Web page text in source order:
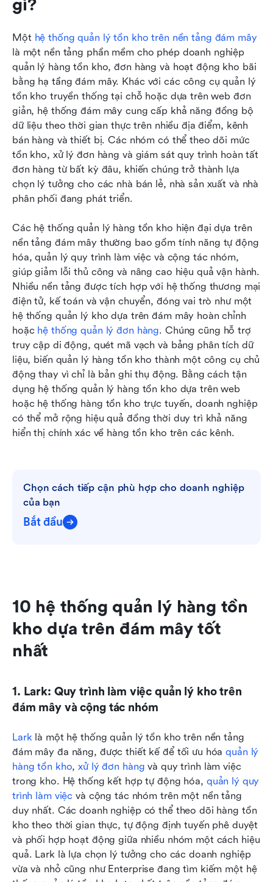
gì?
Một hệ thống quản lý tồn kho trên nền tảng đám mây
là một nền tảng phần mềm cho phép doanh nghiệp
quản lý hàng tồn kho, đơn hàng và hoạt động kho bãi
bằng hạ tầng đám mây. Khác với các công cụ quản lý
tồn kho truyền thống tại chỗ hoặc dựa trên web đơn
giản, hệ thống đám mây cung cấp khả năng đồng bộ
dữ liệu theo thời gian thực trên nhiều địa điểm, kênh
bán hàng và thiết bị. Các nhóm có thể theo dõi mức
tồn kho, xử lý đơn hàng và giám sát quy trình hoàn tất
đơn hàng từ bất kỳ đâu, khiến chúng trở thành lựa
chọn lý tưởng cho các nhà bán lẻ, nhà sản xuất và nhà
phân phối đang phát triển.
Các hệ thống quản lý hàng tồn kho hiện đại dựa trên
nền tảng đám mây thường bao gồm tính năng tự động
hóa, quản lý quy trình làm việc và cộng tác nhóm,
giúp giảm lỗi thủ công và nâng cao hiệu quả vận hành.
Nhiều nền tảng được tích hợp với hệ thống thương mại
điện tử, kế toán và vận chuyển, đóng vai trò như một
hệ thống quản lý kho dựa trên đám mây hoàn chỉnh
hoặc hệ thống quản lý đơn hàng. Chúng cũng hỗ trợ
truy cập di động, quét mã vạch và bảng phân tích dữ
liệu, biến quản lý hàng tồn kho thành một công cụ chủ
động thay vì chỉ là bản ghi thụ động. Bằng cách tận
dụng hệ thống quản lý hàng tồn kho dựa trên web
hoặc hệ thống hàng tồn kho trực tuyến, doanh nghiệp
có thể mở rộng hiệu quả đồng thời duy trì khả năng
hiển thị chính xác về hàng tồn kho trên các kênh.
Chọn cách tiếp cận phù hợp cho doanh nghiệp
của bạn
Bắt đầu
10 hệ thống quản lý hàng tồn
kho dựa trên đám mây tốt
nhất
1. Lark: Quy trình làm việc quản lý kho trên
đám mây và cộng tác nhóm
Lark là một hệ thống quản lý tồn kho trên nền tảng
đám mây đa năng, được thiết kế để tối ưu hóa quản lý
hàng tồn kho, xử lý đơn hàng và quy trình làm việc
trong kho. Hệ thống kết hợp tự động hóa, quản lý quy
trình làm việc và cộng tác nhóm trên một nền tảng
duy nhất. Các doanh nghiệp có thể theo dõi hàng tồn
kho theo thời gian thực, tự động định tuyến phê duyệt
và phối hợp hoạt động giữa nhiều nhóm một cách hiệu
quả. Lark là lựa chọn lý tưởng cho các doanh nghiệp
vừa và nhỏ cũng như Enterprise đang tìm kiếm một hệ